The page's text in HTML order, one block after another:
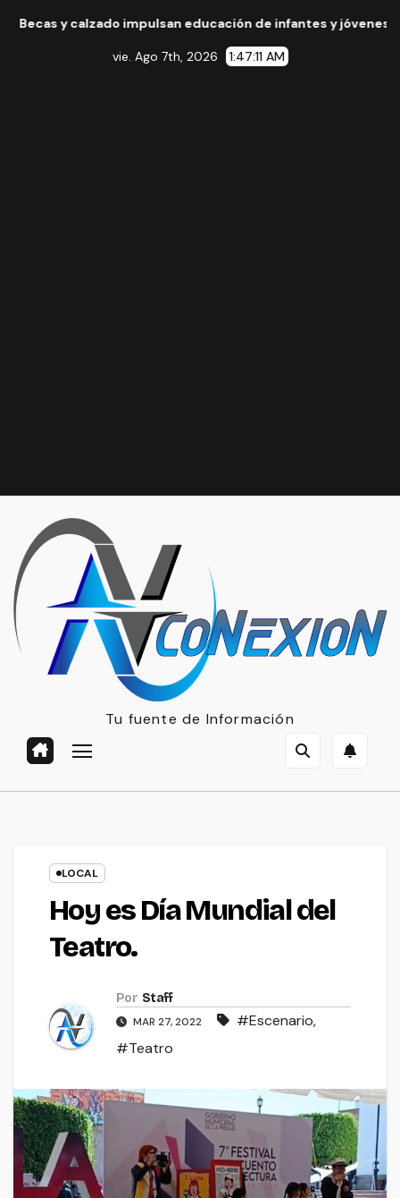
impulsan educación de infantes y jóvenes de La Piedad
vie. Ago 7th, 2026 1:47:12 AM
Tu fuente de Información
LOCAL
Hoy es Día Mundial del
Teatro.
Por Staff
MAR 27, 2022 #Escenario,
#Teatro